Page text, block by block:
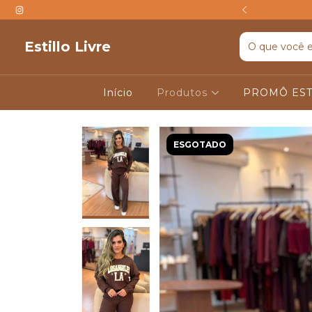
ACIMA DE R$599
Estillo Livre
Início Produtos PROMÔ
ESGOTADO